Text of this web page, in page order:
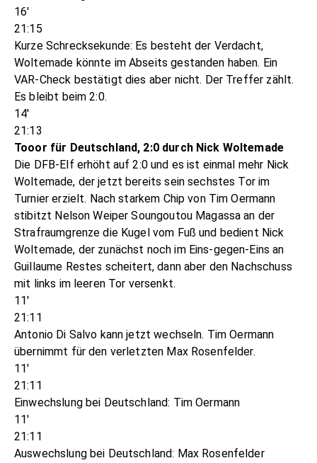
16'
21:15
Kurze Schrecksekunde: Es besteht der Verdacht,
Woltemade könnte im Abseits gestanden haben. Ein
VAR-Check bestätigt dies aber nicht. Der Treffer zählt.
Es bleibt beim 2:0.
14'
21:13
Tooor für Deutschland, 2:0 durch Nick Woltemade
Die DFB-Elf erhöht auf 2:0 und es ist einmal mehr Nick
Woltemade, der jetzt bereits sein sechstes Tor im
Turnier erzielt. Nach starkem Chip von Tim Oermann
stibitzt Nelson Weiper Soungoutou Magassa an der
Strafraumgrenze die Kugel vom Fuß und bedient Nick
Woltemade, der zunächst noch im Eins-gegen-Eins an
Guillaume Restes scheitert, dann aber den Nachschuss
mit links im leeren Tor versenkt.
11'
21:11
Antonio Di Salvo kann jetzt wechseln. Tim Oermann
übernimmt für den verletzten Max Rosenfelder.
11'
21:11
Einwechslung bei Deutschland: Tim Oermann
11'
21:11
Auswechslung bei Deutschland: Max Rosenfelder